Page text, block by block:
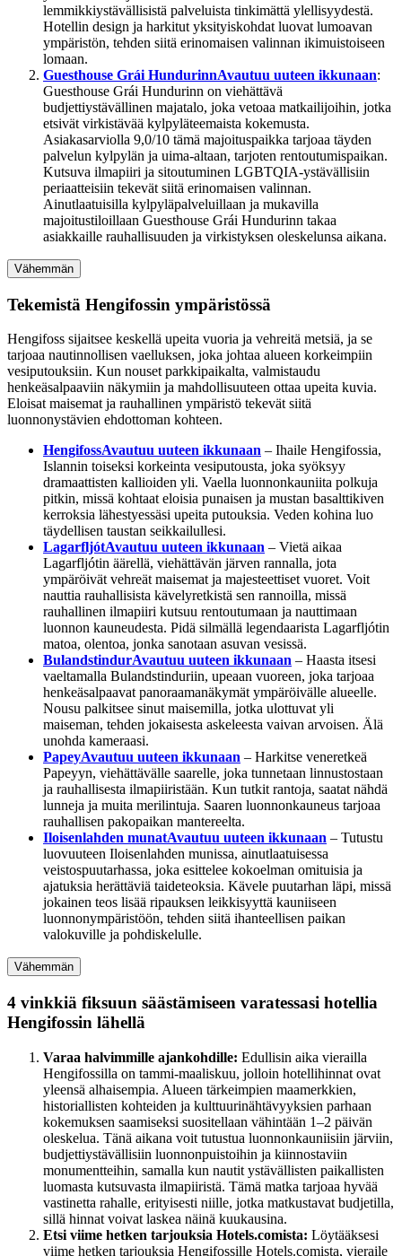
lemmikkiystävällisistä palveluista tinkimättä ylellisyydestä.
Hotellin design ja harkitut yksityiskohdat luovat lumoavan
ympäristön, tehden siitä erinomaisen valinnan ikimuistoiseen
lomaan.
Guesthouse Grái HundurinnAvautuu uuteen ikkunaan:
Guesthouse Grái Hundurinn on viehättävä
budjettiystävällinen majatalo, joka vetoaa matkailijoihin, jotka
etsivät virkistävää kylpyläteemaista kokemusta.
Asiakasarviolla 9,0/10 tämä majoituspaikka tarjoaa täyden
palvelun kylpylän ja uima-altaan, tarjoten rentoutumispaikan.
Kutsuva ilmapiiri ja sitoutuminen LGBTQIA-ystävällisiin
periaatteisiin tekevät siitä erinomaisen valinnan.
Ainutlaatuisilla kylpyläpalveluillaan ja mukavilla
majoitustiloillaan Guesthouse Grái Hundurinn takaa
asiakkaille rauhallisuuden ja virkistyksen oleskelunsa aikana.
Vähemmän
Tekemistä Hengifossin ympäristössä
Hengifoss sijaitsee keskellä upeita vuoria ja vehreitä metsiä, ja se
tarjoaa nautinnollisen vaelluksen, joka johtaa alueen korkeimpiin
vesiputouksiin. Kun nouset parkkipaikalta, valmistaudu
henkeäsalpaaviin näkymiin ja mahdollisuuteen ottaa upeita kuvia.
Eloisat maisemat ja rauhallinen ympäristö tekevät siitä
luonnonystävien ehdottoman kohteen.
HengifossAvautuu uuteen ikkunaan – Ihaile Hengifossia,
Islannin toiseksi korkeinta vesiputousta, joka syöksyy
dramaattisten kallioiden yli. Vaella luonnonkauniita polkuja
pitkin, missä kohtaat eloisia punaisen ja mustan basalttikiven
kerroksia lähestyessäsi upeita putouksia. Veden kohina luo
täydellisen taustan seikkailullesi.
LagarfljótAvautuu uuteen ikkunaan – Vietä aikaa
Lagarfljótin äärellä, viehättävän järven rannalla, jota
ympäröivät vehreät maisemat ja majesteettiset vuoret. Voit
nauttia rauhallisista kävelyretkistä sen rannoilla, missä
rauhallinen ilmapiiri kutsuu rentoutumaan ja nauttimaan
luonnon kauneudesta. Pidä silmällä legendaarista Lagarfljótin
matoa, olentoa, jonka sanotaan asuvan vesissä.
BulandstindurAvautuu uuteen ikkunaan – Haasta itsesi
vaeltamalla Bulandstinduriin, upeaan vuoreen, joka tarjoaa
henkeäsalpaavat panoraamanäkymät ympäröivälle alueelle.
Nousu palkitsee sinut maisemilla, jotka ulottuvat yli
maiseman, tehden jokaisesta askeleesta vaivan arvoisen. Älä
unohda kameraasi.
PapeyAvautuu uuteen ikkunaan – Harkitse veneretkeä
Papeyyn, viehättävälle saarelle, joka tunnetaan linnustostaan
ja rauhallisesta ilmapiiristään. Kun tutkit rantoja, saatat nähdä
lunneja ja muita merilintuja. Saaren luonnonkauneus tarjoaa
rauhallisen pakopaikan mantereelta.
Iloisenlahden munatAvautuu uuteen ikkunaan – Tutustu
luovuuteen Iloisenlahden munissa, ainutlaatuisessa
veistospuutarhassa, joka esittelee kokoelman omituisia ja
ajatuksia herättäviä taideteoksia. Kävele puutarhan läpi, missä
jokainen teos lisää ripauksen leikkisyyttä kauniiseen
luonnonympäristöön, tehden siitä ihanteellisen paikan
valokuville ja pohdiskelulle.
Vähemmän
4 vinkkiä fiksuun säästämiseen varatessasi hotellia
Hengifossin lähellä
Varaa halvimmille ajankohdille: Edullisin aika vierailla
Hengifossilla on tammi-maaliskuu, jolloin hotellihinnat ovat
yleensä alhaisempia. Alueen tärkeimpien maamerkkien,
historiallisten kohteiden ja kulttuurinähtävyyksien parhaan
kokemuksen saamiseksi suositellaan vähintään 1–2 päivän
oleskelua. Tänä aikana voit tutustua luonnonkauniisiin järviin,
budjettiystävällisiin luonnonpuistoihin ja kiinnostaviin
monumentteihin, samalla kun nautit ystävällisten paikallisten
luomasta kutsuvasta ilmapiiristä. Tämä matka tarjoaa hyvää
vastinetta rahalle, erityisesti niille, jotka matkustavat budjetilla,
sillä hinnat voivat laskea näinä kuukausina.
Etsi viime hetken tarjouksia Hotels.comista: Löytääksesi
viime hetken tarjouksia Hengifossille Hotels.comista, vieraile